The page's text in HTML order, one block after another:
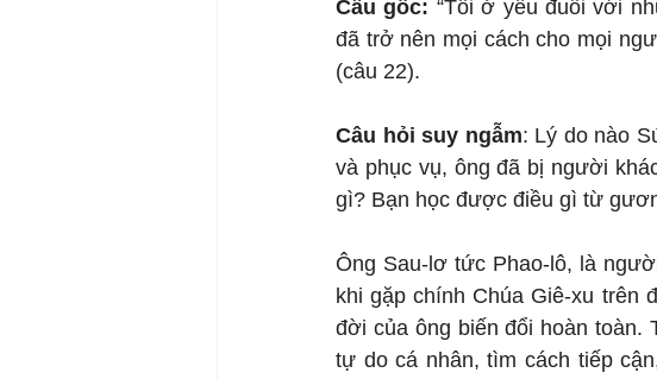
Câu gốc: “Tôi ở yếu đuối với
đã trở nên mọi cách cho mọi
(câu 22).
Câu hỏi suy ngẫm: Lý do nào
và phục vụ, ông đã bị người
gì? Bạn học được điều gì từ
Ông Sau-lơ tức Phao-lô, là
khi gặp chính Chúa Giê-xu
đời của ông biến đổi hoàn toàn.
tự do cá nhân, tìm cách tiếp